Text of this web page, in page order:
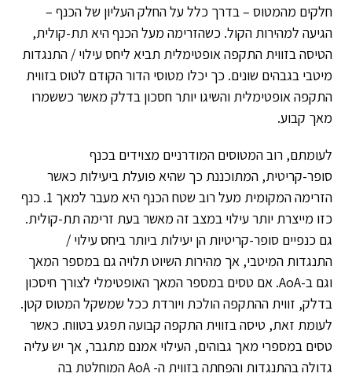
חלקים מהמטוס – בדרך כלל על החלק העליון של הכנף –
הגיעה למהירות הקול. כשהזרימה מעל הכנף היא תת-קולית,
הטיסה בזווית התקפה אופטימלית תביא ליחס עילוי / התנגדות
מיטבי בגבהים שונים. כך יכלו מטוסי הדור הקודם לטוס בזווית
התקפה אופטימלית והשיגו יותר חסכון בדלק מאשר כששמרו
מאך קבוע.
לעומתם, רוב המטוסים המודרניים מצוידים בכנף
סופר-קריטית, המתוכננת כך שהיא פועלת ביעילות כאשר
הזרימה המקומית מעל רוב שטח הכנף היא מעבר למאך 1. כנף
כזו מייצרת יותר עילוי במצב זה מאשר בעת זרימה תת-קולית.
גם כנפיים סופר-קריטיות הן יעילות ביותר ביחס עילוי /
התנגדות המיטבי, אך מהירות השיוט תלויה גם במספר המאך
וגם ב-AoA. אם טסים במספר המאך האופטימלי לצורך חיסכון
בדלק, זווית ההתקפה הולכת ויורדת ככל שמשקל המטוס קטן.
לעומת זאת, טיסה בזווית התקפה קבועה תפגע בטווח. כאשר
טסים במספרי מאך גבוהים, העילוי אמנם מתגבר, אך יש עליה
גדולה בהתנגדות והפחתה בזווית ה- AoA המוחלטת בה